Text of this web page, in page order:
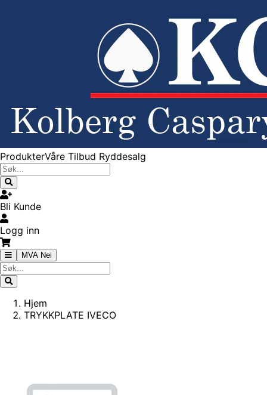
ProdukterVåre Tilbud Ryddesalg
Bli Kunde
Logg inn
MVA Nei
Hjem
TRYKKPLATE IVECO